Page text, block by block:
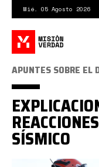
contenido
principal
Mié. 05 Agosto 2026
APUNTES SOBRE EL
SÍSMICO